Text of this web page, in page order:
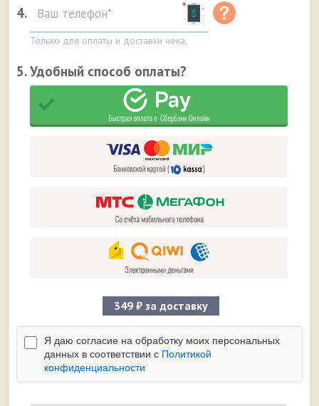
4.
Только для оплаты и доставки чека.
5. Удобный способ оплаты?
349 ₽ за доставку
Я даю согласие на обработку моих персональных
данных в соответствии с Политикой
конфиденциальности